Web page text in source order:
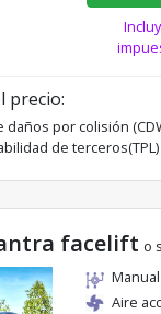
precio:
daños por colisión
de terceros(TPL)
facelift o
Manual
Aire